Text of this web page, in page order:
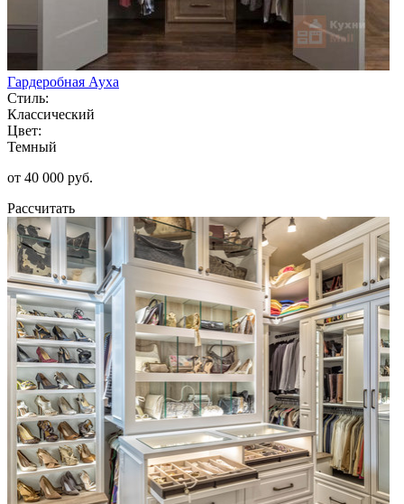
Гардеробная Ауха
Стиль:
Классический
Цвет:
Темный
от 40 000 руб.
Рассчитать